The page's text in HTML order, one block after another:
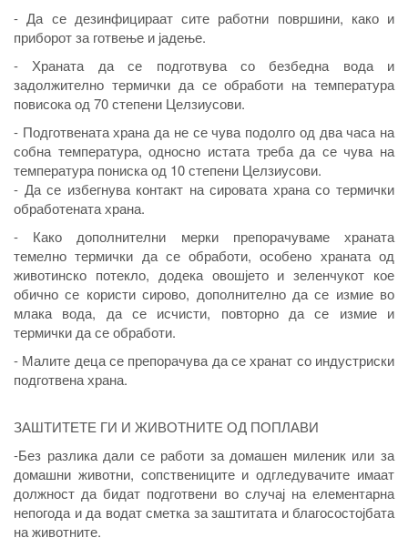
- Да се дезинфицираат сите работни површини, како и
приборот за готвење и јадење.
- Храната да се подготвува со безбедна вода и
задолжително термички да се обработи на температура
повисока од 70 степени Целзиусови.
- Подготвената храна да не се чува подолго од два часа на
собна температура, односно истата треба да се чува на
температура пониска од 10 степени Целзиусови.
- Да се избегнува контакт на сировата храна со термички
обработената храна.
- Како дополнителни мерки препорачуваме храната
темелно термички да се обработи, особено храната од
животинско потекло, додека овошјето и зеленчукот кое
обично се користи сирово, дополнително да се измие во
млака вода, да се исчисти, повторно да се измие и
термички да се обработи.
- Малите деца се препорачува да се хранат со индустриски
подготвена храна.
ЗАШТИТЕТЕ ГИ И ЖИВОТНИТЕ ОД ПОПЛАВИ
-Без разлика дали се работи за домашен миленик или за
домашни животни, сопствениците и одгледувачите имаат
должност да бидат подготвени во случај на елементарна
непогода и да водат сметка за заштитата и благосостојбата
на животните.